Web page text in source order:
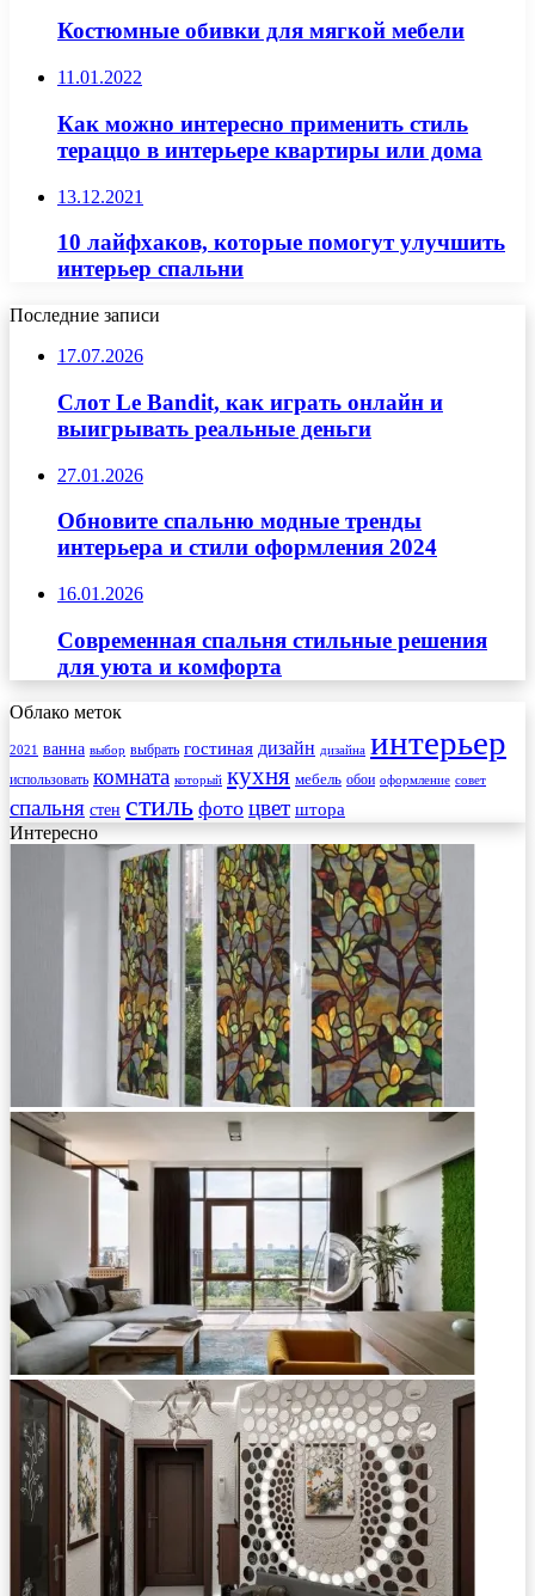
Костюмные обивки для мягкой мебели
11.01.2022
Как можно интересно применить стиль
тераццо в интерьере квартиры или дома
13.12.2021
10 лайфхаков, которые помогут улучшить
интерьер спальни
Последние записи
17.07.2026
Слот Le Bandit, как играть онлайн и
выигрывать реальные деньги
27.01.2026
Обновите спальню модные тренды
интерьера и стили оформления 2024
16.01.2026
Современная спальня стильные решения
для уюта и комфорта
Облако меток
2021 ванна выбор выбрать гостиная дизайн дизайна интерьер
использовать комната который кухня мебель обои оформление совет
спальня стен стиль фото цвет штора
Интересно